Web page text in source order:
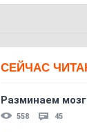
СЕЙЧАС
Разминаем
558 45